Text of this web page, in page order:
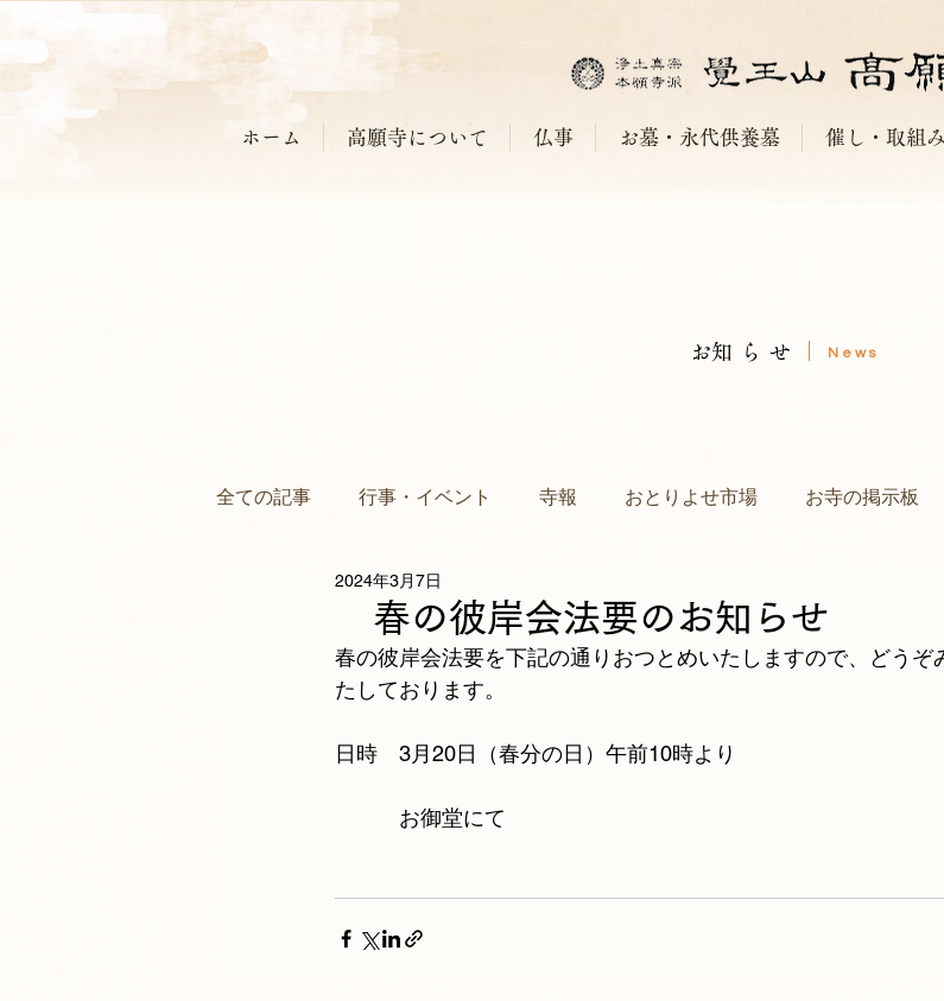
ホーム 高願寺について 仏事 お墓・永代供養墓 催し・取組み
​お知らせ News
全ての記事 行事・イベント 寺報 おとりよせ市場 お寺の掲示板
春の彼岸会法要のお知らせ
2024年3月7日
春の彼岸会法要を下記の通りおつとめいたしますので、どうぞ
たしております。
日時　3月20日（春分の日）午前10時より
お御堂にて